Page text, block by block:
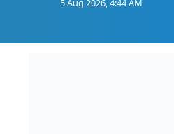
5 Aug 2026, 4:44 AM